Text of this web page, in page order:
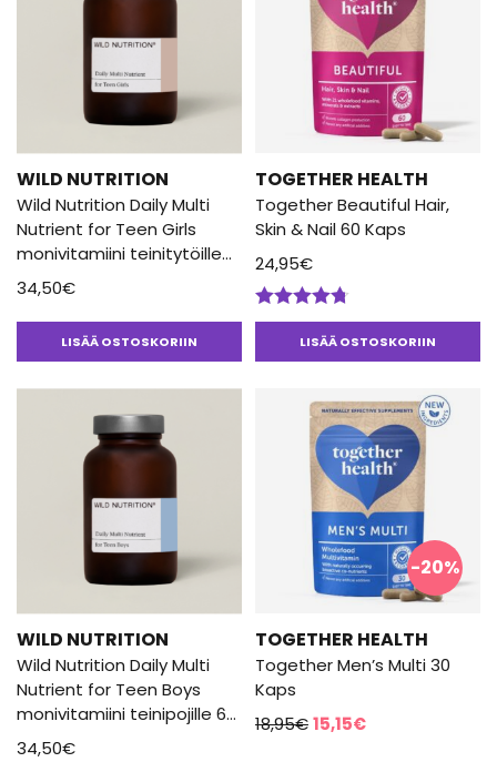
WILD NUTRITION
Wild Nutrition Daily Multi
Nutrient for Teen Girls
monivitamiini teinitytöille
60 Kaps
34,50€
LISÄÄ OSTOSKORIIN
TOGETHER HEALTH
Together Beautiful Hair,
Skin & Nail 60 Kaps
24,95€
Arvostelu
tuotteesta:LISÄÄ OSTOSKORIIN
WILD NUTRITION
Wild Nutrition Daily Multi
Nutrient for Teen Boys
monivitamiini teinipojille 60
Kaps
34,50€
-20%
TOGETHER HEALTH
Together Men’s Multi 30
Kaps
18,95€Alkuperäinen
15,15€Nykyinen